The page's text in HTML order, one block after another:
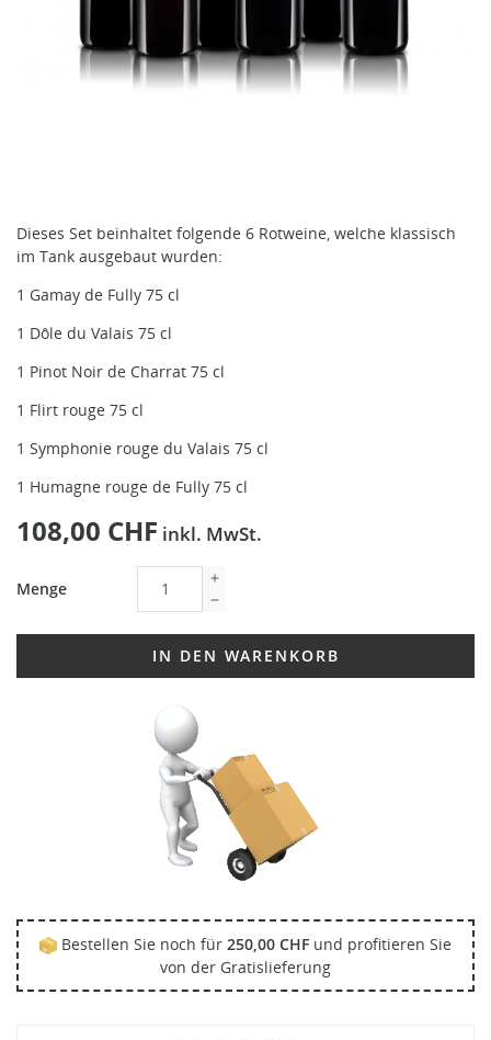
Dieses Set beinhaltet folgende 6 Rotweine, welche klassisch
im Tank ausgebaut wurden:
1 Gamay de Fully 75 cl
1 Dôle du Valais 75 cl
1 Pinot Noir de Charrat 75 cl
1 Flirt rouge 75 cl
1 Symphonie rouge du Valais 75 cl
1 Humagne rouge de Fully 75 cl
108,00 CHF inkl. MwSt.
Menge
IN DEN WARENKORB
Bestellen Sie noch für 250,00 CHF und profitieren Sie
von der Gratislieferung